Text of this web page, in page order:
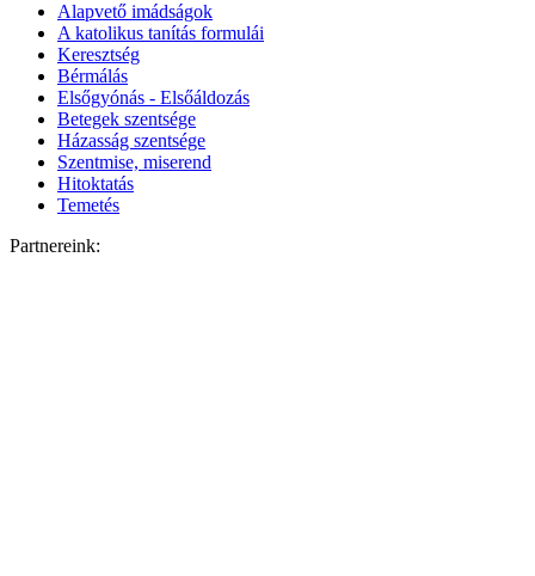
Alapvető imádságok
A katolikus tanítás formulái
Keresztség
Bérmálás
Elsőgyónás - Elsőáldozás
Betegek szentsége
Házasság szentsége
Szentmise, miserend
Hitoktatás
Temetés
Partnereink: